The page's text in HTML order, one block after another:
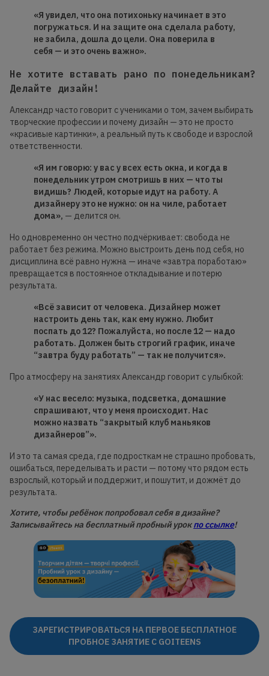
«Я увидел, что она потихоньку начинает в это
погружаться. И на защите она сделала работу,
не забила, дошла до цели. Она поверила в
себя — и это очень важно».
Не хотите вставать рано по понедельникам?
Делайте дизайн!
Александр часто говорит с учениками о том, зачем выбирать
творческие профессии и почему дизайн — это не просто
«красивые картинки», а реальный путь к свободе и взрослой
ответственности.
«Я им говорю: у вас у всех есть окна, и когда в
понедельник утром смотришь в них — что ты
видишь? Людей, которые идут на работу. А
дизайнеру это не нужно: он на чиле, работает
дома», — делится он.
Но одновременно он честно подчёркивает: свобода не
работает без режима. Можно выстроить день под себя, но
дисциплина всё равно нужна — иначе «завтра поработаю»
превращается в постоянное откладывание и потерю
результата.
«Всё зависит от человека. Дизайнер может
настроить день так, как ему нужно. Любит
поспать до 12? Пожалуйста, но после 12 — надо
работать. Должен быть строгий график, иначе
“завтра буду работать” — так не получится».
Про атмосферу на занятиях Александр говорит с улыбкой:
«У нас весело: музыка, подсветка, домашние
спрашивают, что у меня происходит. Нас
можно назвать “закрытый клуб маньяков
дизайнеров”».
И это та самая среда, где подросткам не страшно пробовать,
ошибаться, переделывать и расти — потому что рядом есть
взрослый, который и поддержит, и пошутит, и дожмёт до
результата.
Хотите, чтобы ребёнок попробовал себя в дизайне?
Записывайтесь на бесплатный пробный урокпо ссылке!
ЗАРЕГИСТРИРОВАТЬСЯ НА ПЕРВОЕ БЕСПЛАТНОЕ
ПРОБНОЕ ЗАНЯТИЕ С GOITEENS